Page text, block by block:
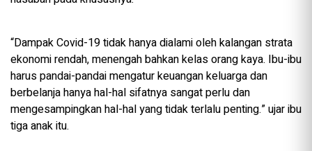
“Dampak Covid-19 tidak hanya dialami oleh kalangan strata
ekonomi rendah, menengah bahkan kelas orang kaya. Ibu-ibu
harus pandai-pandai mengatur keuangan keluarga dan
berbelanja hanya hal-hal sifatnya sangat perlu dan
mengesampingkan hal-hal yang tidak terlalu penting.” ujar ibu
tiga anak itu.